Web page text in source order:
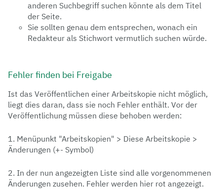
anderen Suchbegriff suchen könnte als dem Titel
der Seite.
Sie sollten genau dem entsprechen, wonach ein
Redakteur als Stichwort vermutlich suchen würde.
Fehler finden bei Freigabe
Ist das Veröffentlichen einer Arbeitskopie nicht möglich,
liegt dies daran, dass sie noch Fehler enthält. Vor der
Veröffentlichung müssen diese behoben werden:
1. Menüpunkt "Arbeitskopien" > Diese Arbeitskopie >
Änderungen (+- Symbol)
2. In der nun angezeigten Liste sind alle vorgenommenen
Änderungen zusehen. Fehler werden hier rot angezeigt.